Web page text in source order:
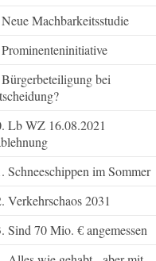
Machbarkeitsstudie
bei
Lb WZ 16.08.2021
Schneeschippen im Sommer
Verkehrschaos 2031
Sind 70 Mio. € angemessen